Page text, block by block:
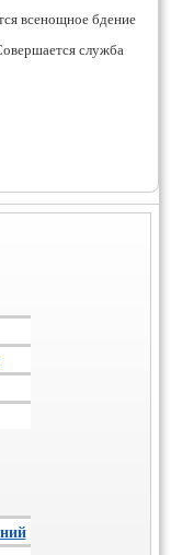
всенощное бдение
служба